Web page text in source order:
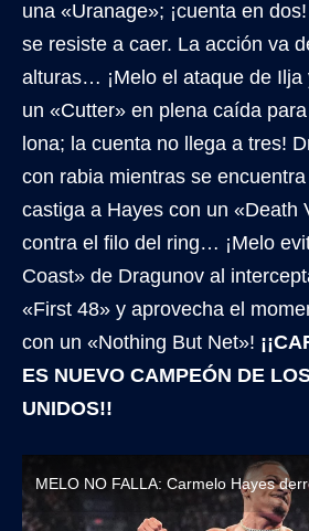
una «Uranage»; ¡cuenta en
se resiste a caer. La acción va
alturas… ¡Melo el ataque de Ilja
un «Cutter» en plena caída
lona; la cuenta no llega a tres!
con rabia mientras se
castiga a Hayes con un «Death
contra el filo del ring… ¡Melo
Coast» de Dragunov al
«First 48» y aprovecha el
con un «Nothing But Net»!
ES NUEVO CAMPEÓN DE
UNIDOS!!